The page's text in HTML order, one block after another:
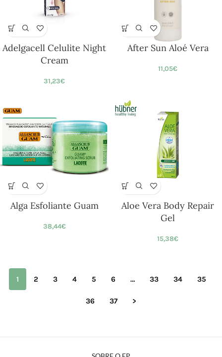
Adelgacell Celulite Night
Cream
31,23€
After Sun Aloé Vera
11,05€
Alga Esfoliante Guam
38,44€
Aloe Vera Body Repair
Gel
15,38€
1 2 3 4 5 6 … 33 34 35
36 37 >